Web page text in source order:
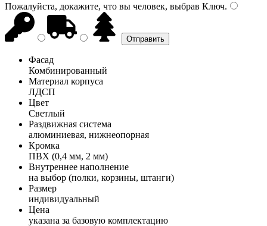
Пожалуйста, докажите, что вы человек, выбрав Ключ.
Фасад
Комбинированный
Материал корпуса
ЛДСП
Цвет
Светлый
Раздвижная система
алюминиевая, нижнеопорная
Кромка
ПВХ (0,4 мм, 2 мм)
Внутреннее наполнение
на выбор (полки, корзины, штанги)
Размер
индивидуальный
Цена
указана за базовую комплектацию